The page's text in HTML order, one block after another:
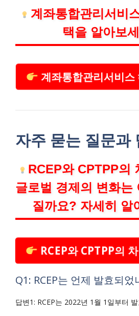
계좌통합관리서비
택을 알아보
계좌통합관리서비스
자주 묻는 질문과
RCEP와 CPTPP의
글로벌 경제의 변화는
질까요? 자세히 알
RCEP와 CPTPP의
Q1: RCEP는 언제 발효되었
답변1: RCEP는 2022년 1월 1일부터